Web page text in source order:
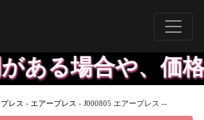
合や、価格
プレス › エアープレス › J000805 エアープレス --